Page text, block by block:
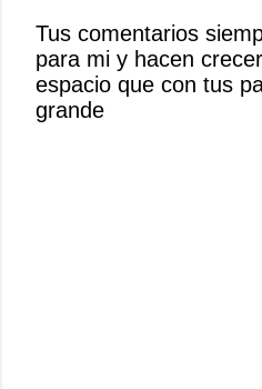
u
n
c
o
Tus comentarios
para mi y hacen
espacio que con tus
grande